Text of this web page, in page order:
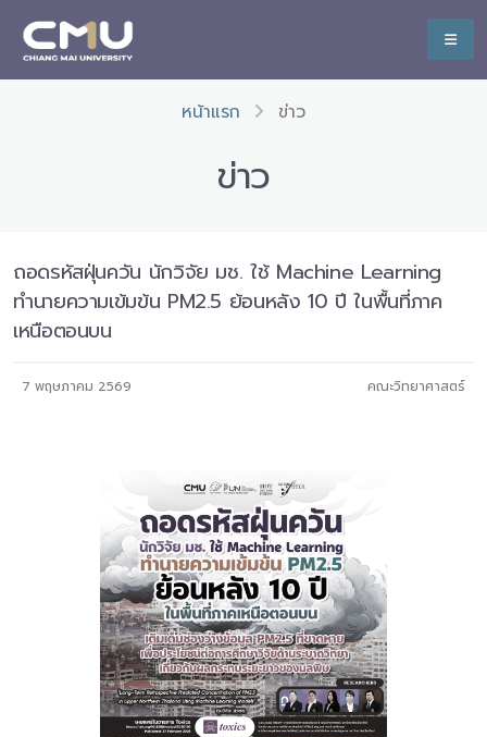
หน้าแรก ข่าว
ข่าว
ถอดรหัสฝุ่นควัน นักวิจัย มช. ใช้ Machine Learning
ทำนายความเข้มข้น PM2.5 ย้อนหลัง 10 ปี ในพื้นที่ภาค
เหนือตอนบน
7 พฤษภาคม 2569 คณะวิทยาศาสตร์